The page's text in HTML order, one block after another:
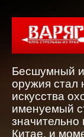
Бесшумный и
оружия стал
искусства
именуемый
Китае, и